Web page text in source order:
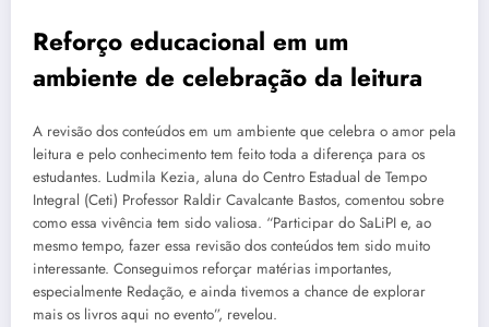
Reforço educacional em um
ambiente de celebração da leitura
A revisão dos conteúdos em um ambiente que celebra o amor pela
leitura e pelo conhecimento tem feito toda a diferença para os
estudantes. Ludmila Kezia, aluna do Centro Estadual de Tempo
Integral (Ceti) Professor Raldir Cavalcante Bastos, comentou sobre
como essa vivência tem sido valiosa. “Participar do SaLiPI e, ao
mesmo tempo, fazer essa revisão dos conteúdos tem sido muito
interessante. Conseguimos reforçar matérias importantes,
especialmente Redação, e ainda tivemos a chance de explorar
mais os livros aqui no evento”, revelou.